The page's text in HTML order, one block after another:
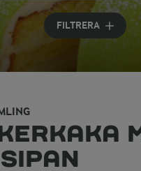
för att få förslag
FILTRERA